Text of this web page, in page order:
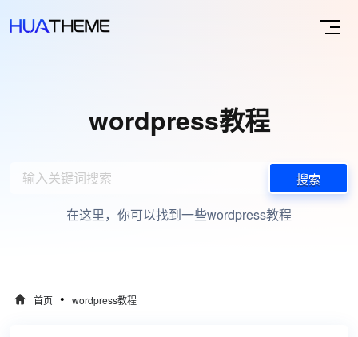
wordpress教程
搜索
在这里，你可以找到一些wordpress教程
首页 • wordpress教程